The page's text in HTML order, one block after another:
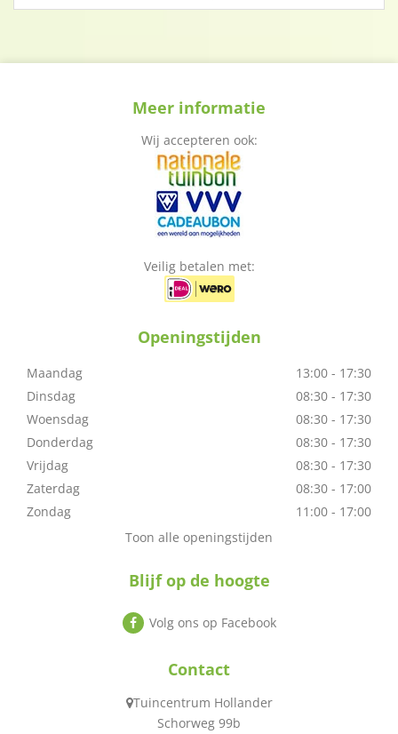
Meer informatie
Wij accepteren ook:
Veilig betalen met:
Openingstijden
Maandag
13:00 - 17:30
Dinsdag
08:30 - 17:30
Woensdag
08:30 - 17:30
Donderdag
08:30 - 17:30
Vrijdag
08:30 - 17:30
Zaterdag
08:30 - 17:00
Zondag
11:00 - 17:00
Toon alle openingstijden
Blijf op de hoogte
Volg ons op Facebook
Contact
Tuincentrum Hollander
Schorweg 99b